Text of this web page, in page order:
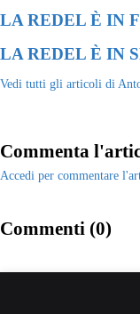
LA REDEL È IN
LA REDEL È IN
Vedi tutti gli articoli di
Commenta
Accedi per commentare
Commenti (0)